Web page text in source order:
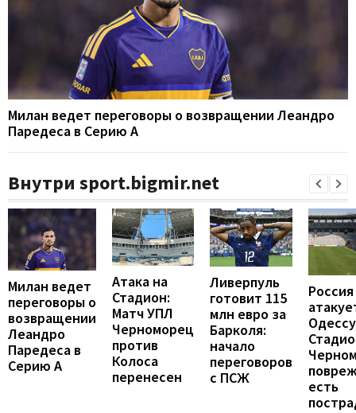
Милан ведет переговоры о возвращении Леандро
Паредеса в Серию А
Внутри sport.bigmir.net
Милан ведет
переговоры о
возвращении
Леандро
Паредеса в
Серию А
Атака на
Стадион:
Матч УПЛ
Черноморец
против
Колоса
перенесен
Ливерпуль
готовит 115
млн евро за
Барколя:
начало
переговоров
с ПСЖ
Россия
есть